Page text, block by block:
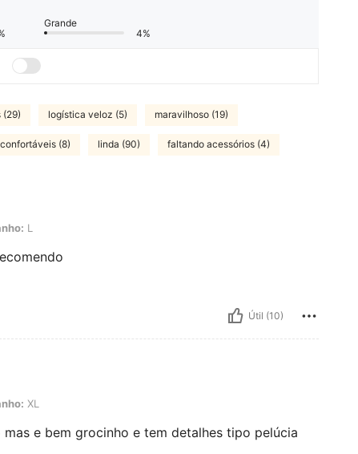
Grande
4%
(29) logística veloz (5) maravilhoso (19)
(8) linda (90) faltando acessórios (4)
L
Útil (10)
XL
e bem grocinho e tem detalhes tipo pelúcia